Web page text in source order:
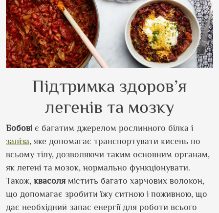
Підтримка здоров’я
легенів та мозку
Бобові є багатим джерелом рослинного білка і
заліза, яке допомагає транспортувати кисень по
всьому тілу, дозволяючи таким основним органам,
як легені та мозок, нормально функціонувати.
Також, квасолямістить багато харчових волокон,
що допомагає зробити їжу ситною і поживною, що
дає необхідний запас енергії для роботи всього